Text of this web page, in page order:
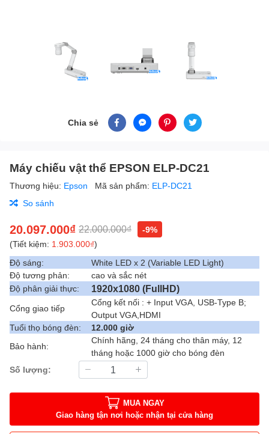
Chia sẻ
Máy chiếu vật thể EPSON ELP-DC21
Thương hiệu: Epson Mã sản phẩm: ELP-DC21
So sánh
20.097.000₫ 22.000.000₫
-9%
(Tiết kiệm: 1.903.000₫)
Độ sáng:
White LED x 2 (Variable LED Light)
Độ tương phản:
cao và sắc nét
Độ phân giải thực:
1920x1080 (FullHD)
Cổng giao tiếp
Cổng kết nối : + Input VGA, USB-Type B;
Output VGA,HDMI
Tuổi thọ bóng đèn:
12.000 giờ
Bảo hành:
Chính hãng, 24 tháng cho thân máy, 12
tháng hoặc 1000 giờ cho bóng đèn
Số lượng:
MUA NGAY
Giao hàng tận nơi hoặc nhận tại cửa hàng